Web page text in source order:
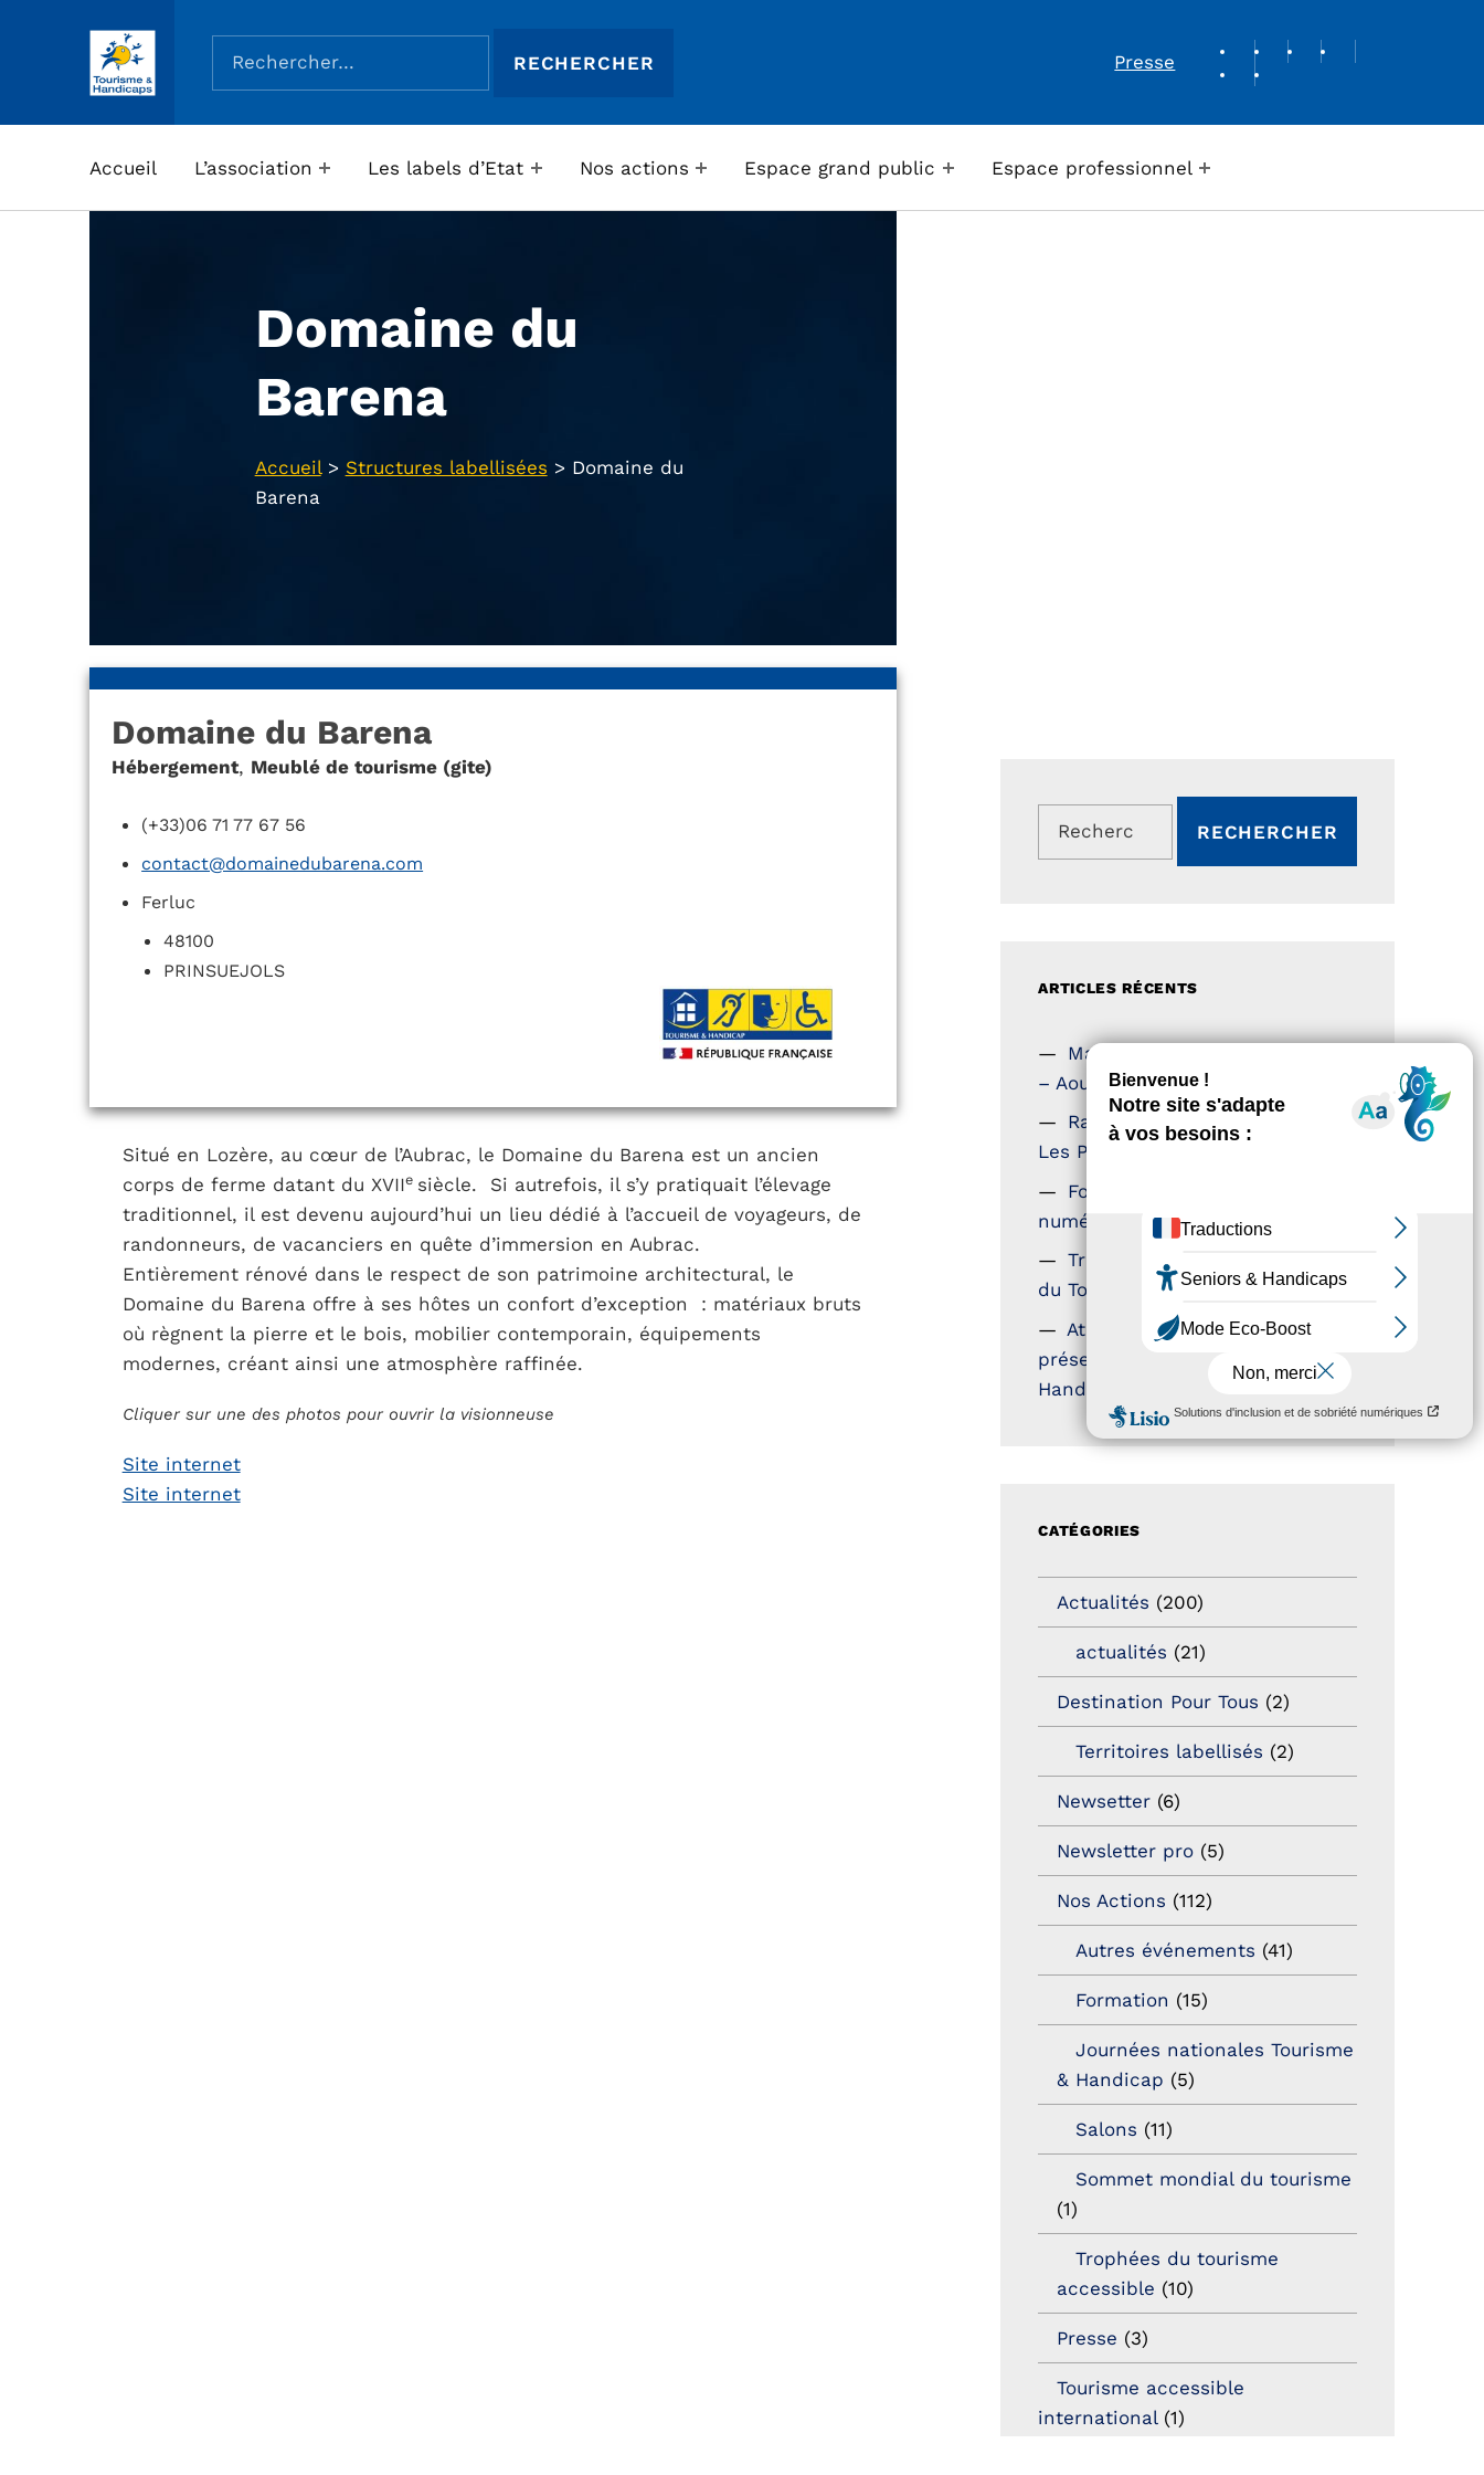
ASSOCIATION TOURISME ET HANDICAPS
Rechercher :
Presse
REVUE DE PRESSE
Accueil L’association Les labels d’Etat Nos actions Espace grand public Espace professionnel
Domaine du
Barena
Accueil> Structures labellisées > Domaine du
Barena
Domaine du Barena
Hébergement, Meublé de tourisme (gite)
(+33)06 71 77 67 56
contact@domainedubarena.com
Ferluc
48100
PRINSUEJOLS
Situé en Lozère, au cœur de l’Aubrac, le Domaine du Barena est un ancien
corps de ferme datant du XVIIe siècle. Si autrefois, il s’y pratiquait l’élevage
traditionnel, il est devenu aujourd’hui un lieu dédié à l’accueil de voyageurs, de
randonneurs, de vacanciers en quête d’immersion en Aubrac.
Entièrement rénové dans le respect de son patrimoine architectural, le
Domaine du Barena offre à ses hôtes un confort d’exception : matériaux bruts
où règnent la pierre et le bois, mobilier contemporain, équipements
modernes, créant ainsi une atmosphère raffinée.
Cliquer sur une des photos pour ouvrir la visionneuse
Site internet
Site internet
Rechercher :
ARTICLES RÉCENTS
Magazine Tourisme Accessible
– Aout 2026
Rallye Aicha des Gazelles –
Les Petillantes
Formation Communication
numérique
Trophées Horizons – Acteurs
du Tourisme Durable
Atout France – flyer
présentation label Tourisme &
Handicap
CATÉGORIES
Actualités (200)
actualités (21)
Destination Pour Tous (2)
Territoires labellisés (2)
Newsetter (6)
Newsletter pro (5)
Nos Actions (112)
Autres événements (41)
Formation (15)
Journées nationales Tourisme
& Handicap (5)
Salons (11)
Sommet mondial du tourisme
(1)
Trophées du tourisme
accessible (10)
Presse (3)
Tourisme accessible
international(1)